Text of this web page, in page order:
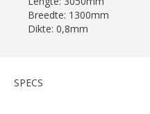
Breedte: 1300mm
Dikte: 0,8mm
SPECS